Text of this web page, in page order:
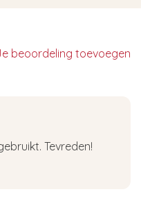
beoordeling toevoegen
Tevreden!